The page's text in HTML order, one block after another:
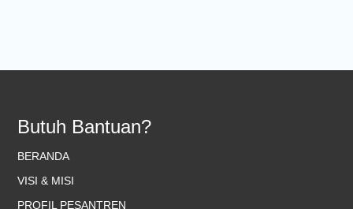
Butuh Bantuan?
BERANDA
VISI & MISI
PROFIL PESANTREN